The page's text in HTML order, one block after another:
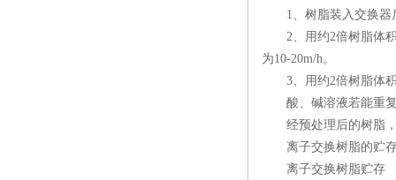
1、树脂装入交换器后
2、用约2倍树脂体积
为10-20m/h。
3、用约2倍树脂体积
酸、碱溶液若能重复
经预处理后的树脂，
离子交换树脂的贮
离子交换树脂贮存